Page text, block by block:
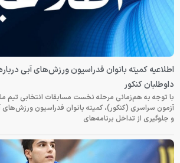
اطلاعیه کمیته بانوان فدراسیون ورزش‌های آبی
داوطلبان کنکور
با توجه به هم‌زمانی مرحله نخست مسابقات انتخابی تیم
آزمون سراسری (کنکور)، کمیته بانوان فدراسیون ورزش‌های
و جلوگیری از تداخل برنامه‌های